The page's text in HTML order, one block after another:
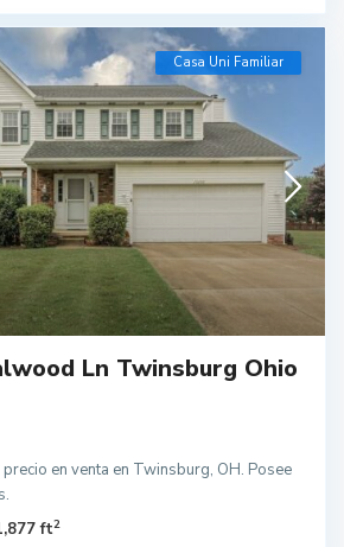
Casa Uni Familiar
Ln Twinsburg Ohio
en venta en Twinsburg, OH. Posee
ft2